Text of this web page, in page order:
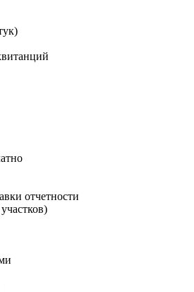
отчетности